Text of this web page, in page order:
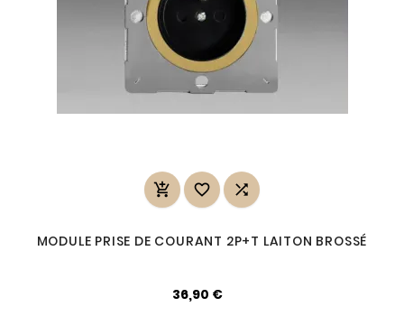
  
MODULE PRISE DE COURANT 2P+T LAITON BROSSÉ
36,90 €